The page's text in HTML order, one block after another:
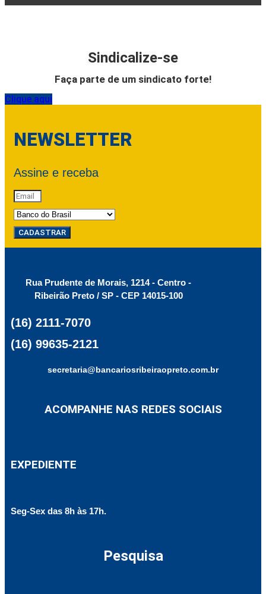
Sindicalize-se
Faça parte de um sindicato forte!
Clique aqui
NEWSLETTER
Assine e receba
CADASTRAR
Rua Prudente de Morais, 1214 - Centro -
Ribeirão Preto / SP - CEP 14015-100
(16) 2111-7070
(16) 99635-2121
secretaria@bancariosribeiraopreto.com.br
ACOMPANHE NAS REDES SOCIAIS
EXPEDIENTE
Seg-Sex das 8h às 17h.
Pesquisa